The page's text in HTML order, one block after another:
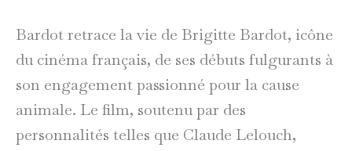
Bardot retrace la vie de Brigitte Bardot, icône
du cinéma français, de ses débuts fulgurants à
son engagement passionné pour la cause
animale. Le film, soutenu par des
personnalités telles que Claude Lelouch,